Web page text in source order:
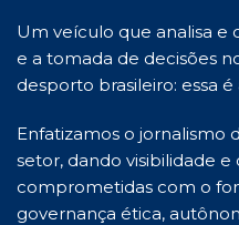
Um veículo que analisa
e a tomada de decisões
desporto brasileiro: essa
Enfatizamos o jornalismo
setor, dando visibilidade
comprometidas com o
governança ética,